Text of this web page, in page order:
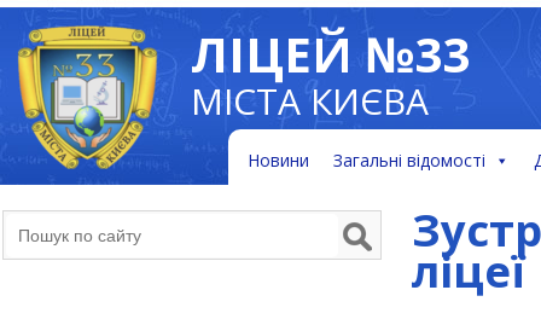
ЛІЦЕЙ №33
МІСТА КИЄВА
Новини Загальні відомості
ліцеї